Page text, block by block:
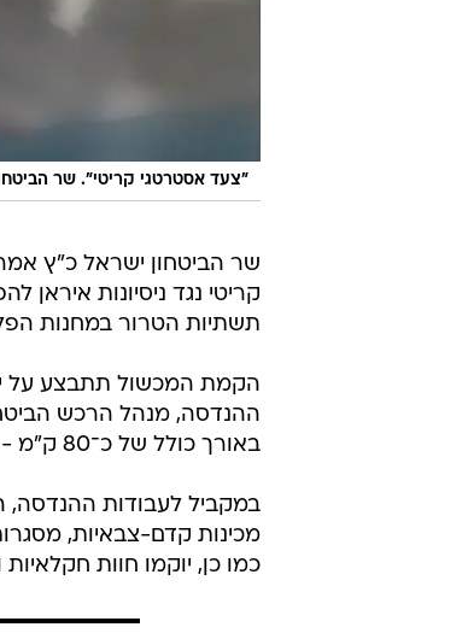
"צעד אסטרטגי קריטי". שר
שר הביטחון ישראל כ"ץ
קריטי נגד ניסיונות איראן
תשתיות הטרור במחנות
הקמת המכשול תתבצע על
ההנדסה, מנהל הרכש
באורך כולל של כ־80 ק"מ - בין חמת גדר לירדנה ובין 'חסם צהוב' לארגמן.
במקביל לעבודות ההנדסה,
מכינות קדם-צבאיות,
כמו כן, יוקמו חוות חקלאיות